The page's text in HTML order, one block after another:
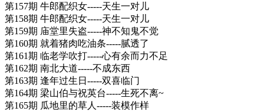
第157期 牛郎配织女-----天生一对儿
第158期 牛郎配织女-----天生一对儿
第159期 庙堂里失盗-----神不知鬼不觉
第160期 就着猪肉吃油条-----腻透了
第161期 临老学吹打-----心有余而力不足
第162期 南北大道-----不成东西
第163期 逢年过生日-----双喜临门
第164期 梁山伯与祝英台-----生死不离~
第165期 瓜地里的草人-----装模作样